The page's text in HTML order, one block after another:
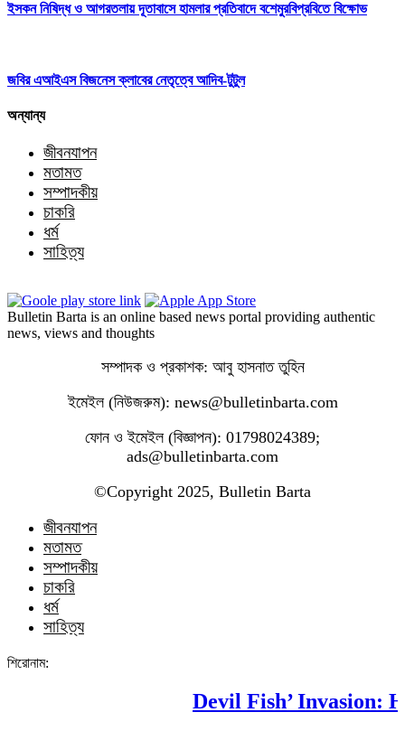
ইসকন নিষিদ্ধ ও আগরতলায় দূতাবাসে হামলার প্রতিবাদে বশেমুরবিপ্রবিতে বিক্ষোভ
জবির এআইএস বিজনেস ক্লাবের নেতৃত্বে আদিব-টুটুল
অন্যান্য
জীবনযাপন
মতামত
সম্পাদকীয়
চাকরি
ধর্ম
সাহিত্য
Bulletin Barta is an online based news portal providing authentic
news, views and thoughts
সম্পাদক ও প্রকাশক: আবু হাসনাত তুহিন
ইমেইল (নিউজরুম): news@bulletinbarta.com
ফোন ও ইমেইল (বিজ্ঞাপন): 01798024389;
ads@bulletinbarta.com
©️Copyright 2025, Bulletin Barta
জীবনযাপন
মতামত
সম্পাদকীয়
চাকরি
ধর্ম
সাহিত্য
শিরোনাম:
Devil Fish’ Invasion: